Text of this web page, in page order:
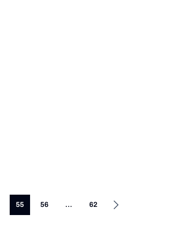
55 56 … 62